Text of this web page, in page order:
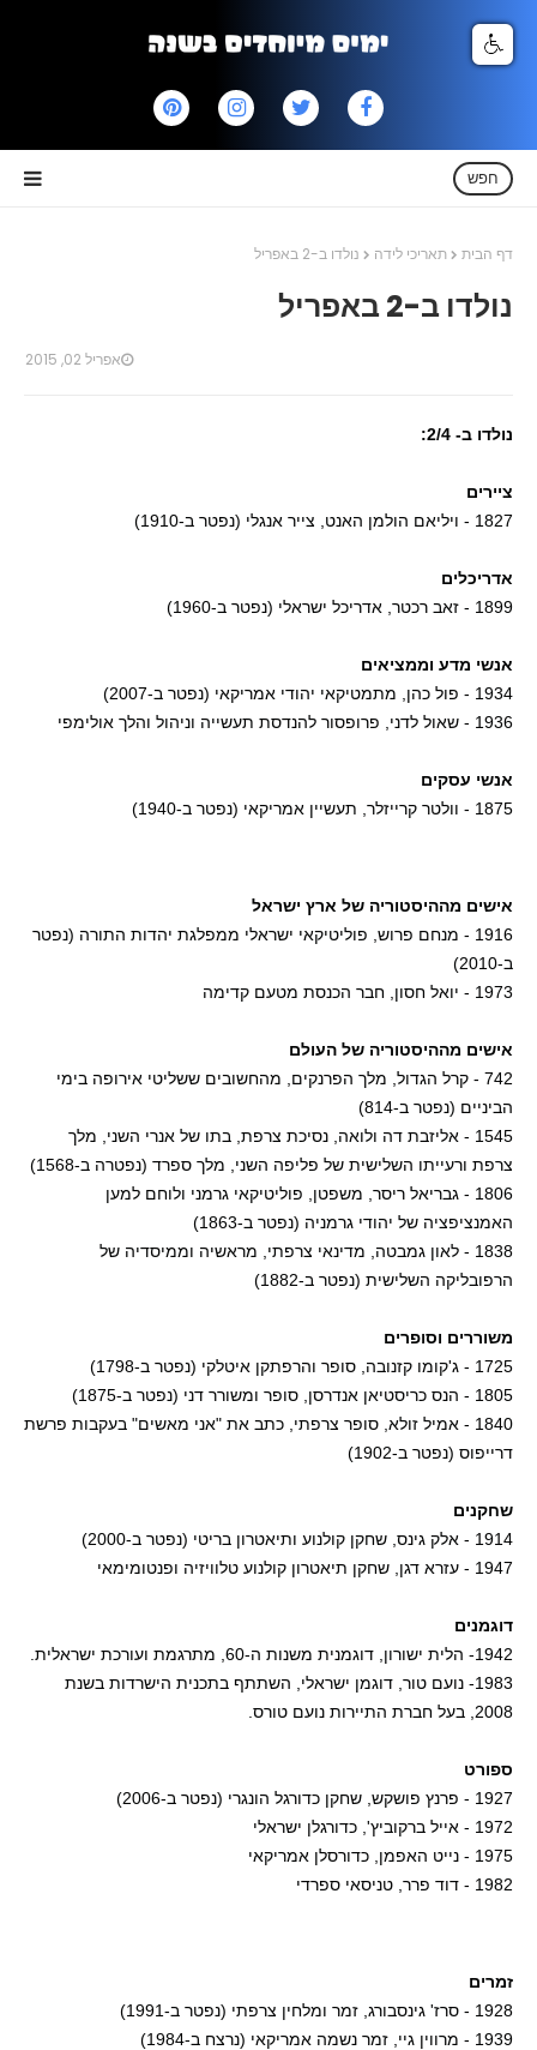
חפש
דף הבית תאריכי לידה נולדו ב-2 באפריל
נולדו ב-2 באפריל
אפריל 02, 2015
נולדו ב- 2/4:
ציירים
1827 - ויליאם הולמן האנט, צייר אנגלי (נפטר ב-1910)
אדריכלים
1899 - זאב רכטר, אדריכל ישראלי (נפטר ב-1960)
אנשי מדע וממציאים
1934 - פול כהן, מתמטיקאי יהודי אמריקאי (נפטר ב-2007)
1936 - שאול לדני, פרופסור להנדסת תעשייה וניהול והלך אולימפי
אנשי עסקים
1875 - וולטר קרייזלר, תעשיין אמריקאי (נפטר ב-1940)
אישים מההיסטוריה של ארץ ישראל
1916 - מנחם פרוש, פוליטיקאי ישראלי ממפלגת יהדות התורה (נפטר
ב-2010)
1973 - יואל חסון, חבר הכנסת מטעם קדימה
אישים מההיסטוריה של העולם
742 - קרל הגדול, מלך הפרנקים, מהחשובים ששליטי אירופה בימי
הביניים (נפטר ב-814)
1545 - אליזבת דה ולואה, נסיכת צרפת, בתו של אנרי השני, מלך
צרפת ורעייתו השלישית של פליפה השני, מלך ספרד (נפטרה ב-1568)
1806 - גבריאל ריסר, משפטן, פוליטיקאי גרמני ולוחם למען
האמנציפציה של יהודי גרמניה (נפטר ב-1863)
1838 - לאון גמבטה, מדינאי צרפתי, מראשיה וממיסדיה של
הרפובליקה השלישית (נפטר ב-1882)
משוררים וסופרים
1725 - ג'קומו קזנובה, סופר והרפתקן איטלקי (נפטר ב-1798)
1805 - הנס כריסטיאן אנדרסן, סופר ומשורר דני (נפטר ב-1875)
1840 - אמיל זולא, סופר צרפתי, כתב את "אני מאשים" בעקבות פרשת
דרייפוס (נפטר ב-1902)
שחקנים
1914 - אלק גינס, שחקן קולנוע ותיאטרון בריטי (נפטר ב-2000)
1947 - עזרא דגן, שחקן תיאטרון קולנוע טלוויזיה ופנטומימאי
דוגמנים
1942- הלית ישורון, דוגמנית משנות ה-60, מתרגמת ועורכת ישראלית.
1983- נועם טור, דוגמן ישראלי, השתתף בתכנית הישרדות בשנת
2008, בעל חברת התיירות נועם טורס.
ספורט
1927 - פרנץ פושקש, שחקן כדורגל הונגרי (נפטר ב-2006)
1972 - אייל ברקוביץ', כדורגלן ישראלי
1975 - נייט האפמן, כדורסלן אמריקאי
1982 - דוד פרר, טניסאי ספרדי
זמרים
1928 - סרז' גינסבורג, זמר ומלחין צרפתי (נפטר ב-1991)
1939 - מרווין גיי, זמר נשמה אמריקאי (נרצח ב-1984)